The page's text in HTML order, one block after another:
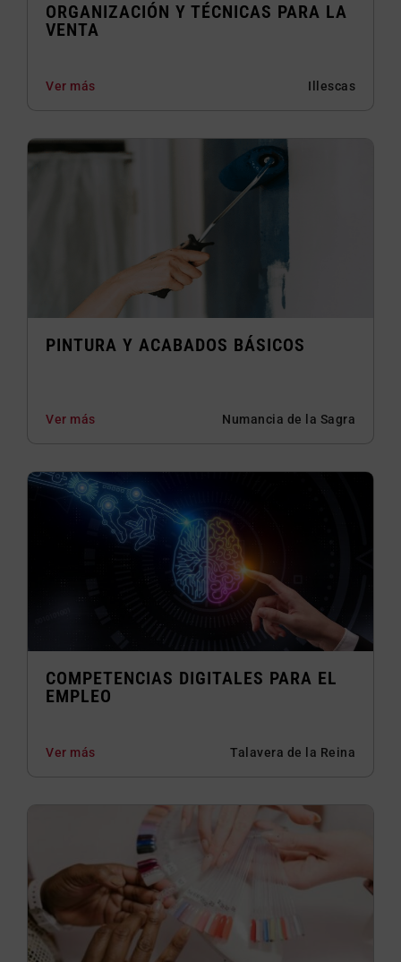
ORGANIZACIÓN Y TÉCNICAS PARA LA
VENTA
Ver más Illescas
PINTURA Y ACABADOS BÁSICOS
Ver más Numancia de la Sagra
COMPETENCIAS DIGITALES PARA EL
EMPLEO
Ver más Talavera de la Reina